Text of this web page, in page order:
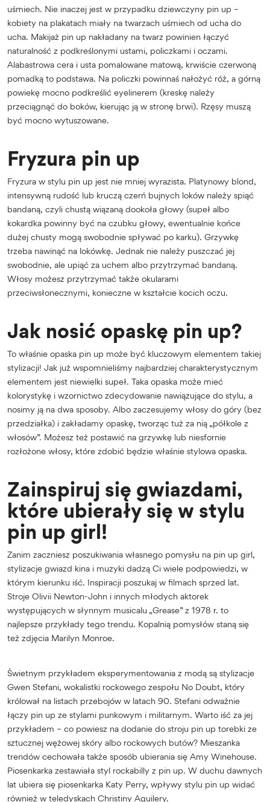
uśmiech. Nie inaczej jest w przypadku dziewczyny pin up –
kobiety na plakatach miały na twarzach uśmiech od ucha do
ucha. Makijaż pin up nakładany na twarz powinien łączyć
naturalność z podkreślonymi ustami, policzkami i oczami.
Alabastrowa cera i usta pomalowane matową, krwiście czerwoną
pomadką to podstawa. Na policzki powinnaś nałożyć róż, a górną
powiekę mocno podkreślić eyelinerem (kreskę należy
przeciągnąć do boków, kierując ją w stronę brwi). Rzęsy muszą
być mocno wytuszowane.
Fryzura pin up
Fryzura w stylu pin up jest nie mniej wyrazista. Platynowy blond,
intensywną rudość lub kruczą czerń bujnych loków należy spiąć
bandaną, czyli chustą wiązaną dookoła głowy (supeł albo
kokardka powinny być na czubku głowy, ewentualnie końce
dużej chusty mogą swobodnie spływać po karku). Grzywkę
trzeba nawinąć na lokówkę. Jednak nie należy puszczać jej
swobodnie, ale upiąć za uchem albo przytrzymać bandaną.
Włosy możesz przytrzymać także okularami
przeciwsłonecznymi, konieczne w kształcie kocich oczu.
Jak nosić opaskę pin up?
To właśnie opaska pin up może być kluczowym elementem takiej
stylizacji! Jak już wspomnieliśmy najbardziej charakterystycznym
elementem jest niewielki supeł. Taka opaska może mieć
kolorystykę i wzornictwo zdecydowanie nawiązujące do stylu, a
nosimy ją na dwa sposoby. Albo zaczesujemy włosy do góry (bez
przedziałka) i zakładamy opaskę, tworząc tuż za nią „półkole z
włosów”. Możesz też postawić na grzywkę lub niesfornie
rozłożone włosy, które zdobić będzie właśnie stylowa opaska.
Zainspiruj się gwiazdami,
które ubierały się w stylu
pin up girl!
Zanim zaczniesz poszukiwania własnego pomysłu na pin up girl,
stylizacje gwiazd kina i muzyki dadzą Ci wiele podpowiedzi, w
którym kierunku iść. Inspiracji poszukaj w filmach sprzed lat.
Stroje Olivii Newton-John i innych młodych aktorek
występujących w słynnym musicalu „Grease” z 1978 r. to
najlepsze przykłady tego trendu. Kopalnią pomysłów staną się
też zdjęcia Marilyn Monroe.
Świetnym przykładem eksperymentowania z modą są stylizacje
Gwen Stefani, wokalistki rockowego zespołu No Doubt, który
królował na listach przebojów w latach 90. Stefani odważnie
łączy pin up ze stylami punkowym i militarnym. Warto iść za jej
przykładem – co powiesz na dodanie do stroju pin up torebki ze
sztucznej wężowej skóry albo rockowych butów? Mieszanka
trendów cechowała także sposób ubierania się Amy Winehouse.
Piosenkarka zestawiała styl rockabilly z pin up. W duchu dawnych
lat ubiera się piosenkarka Katy Perry, wpływy stylu pin up widać
również w teledyskach Christiny Aguilery.